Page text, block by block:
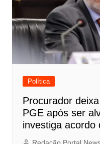
Política
Procurador
PGE após ser
investiga acordo